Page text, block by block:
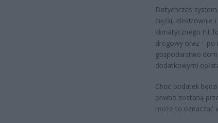
Dotychczas
ciężki, elektrownie
klimatycznego Fit
drogowy oraz – po
gospodarstwo
dodatkowymi
Choć podatek
pewno zostaną
może to oznaczać